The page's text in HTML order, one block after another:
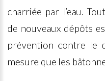
charriée par l’eau.
de nouveaux dépôts
prévention contre le
mesure que les